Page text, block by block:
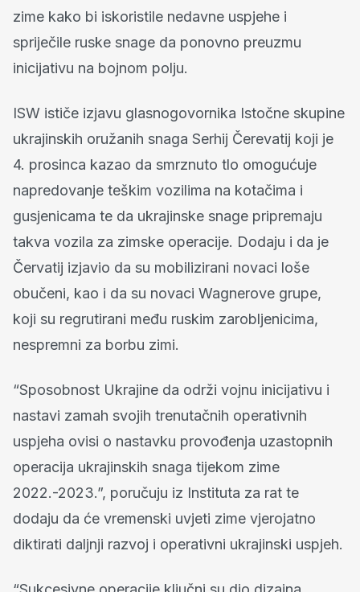
zime kako bi iskoristile nedavne uspjehe i
spriječile ruske snage da ponovno preuzmu
inicijativu na bojnom polju.
ISW ističe izjavu glasnogovornika Istočne skupine
ukrajinskih oružanih snaga Serhij Čerevatij koji je
4. prosinca kazao da smrznuto tlo omogućuje
napredovanje teškim vozilima na kotačima i
gusjenicama te da ukrajinske snage pripremaju
takva vozila za zimske operacije. Dodaju i da je
Červatij izjavio da su mobilizirani novaci loše
obučeni, kao i da su novaci Wagnerove grupe,
koji su regrutirani među ruskim zarobljenicima,
nespremni za borbu zimi.
“Sposobnost Ukrajine da održi vojnu inicijativu i
nastavi zamah svojih trenutačnih operativnih
uspjeha ovisi o nastavku provođenja uzastopnih
operacija ukrajinskih snaga tijekom zime
2022.-2023.”, poručuju iz Instituta za rat te
dodaju da će vremenski uvjeti zime vjerojatno
diktirati daljnji razvoj i operativni ukrajinski uspjeh.